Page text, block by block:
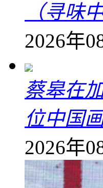
（寻味
2026年
蔡皋在
位中国
2026年